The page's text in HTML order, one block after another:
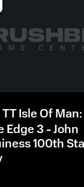
TT Isle Of
Edge 3 - John
100th